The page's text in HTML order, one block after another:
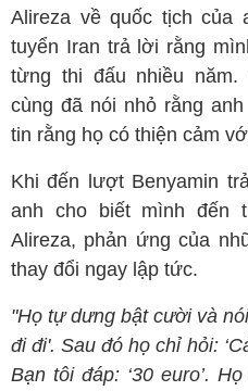
Alireza về quốc tịch của
tuyển Iran trả lời rằng
từng thi đấu nhiều
cùng đã nói nhỏ rằng
tin rằng họ có thiện cảm
Khi đến lượt Benyamin
anh cho biết mình đến
Alireza, phản ứng của
thay đổi ngay lập tức.
"Họ tự dưng bật cười và
đi đi'. Sau đó họ chỉ hỏi:
Bạn tôi đáp: ‘30 euro’.